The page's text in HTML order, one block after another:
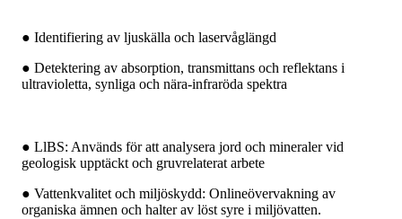
● Identifiering av ljuskälla och laservåglängd
● Detektering av absorption, transmittans och reflektans i
ultravioletta, synliga och nära-infraröda spektra
● LlBS: Används för att analysera jord och mineraler vid
geologisk upptäckt och gruvrelaterat arbete
● Vattenkvalitet och miljöskydd: Onlineövervakning av
organiska ämnen och halter av löst syre i miljövatten.